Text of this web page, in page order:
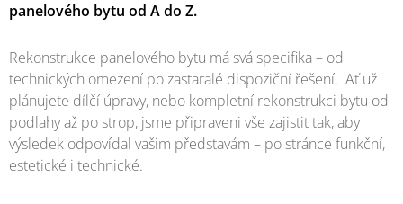
panelového bytu od A do Z.
Rekonstrukce panelového bytu má svá specifika – od
technických omezení po zastaralé dispoziční řešení. Ať už
plánujete dílčí úpravy, nebo kompletní rekonstrukci bytu od
podlahy až po strop, jsme připraveni vše zajistit tak, aby
výsledek odpovídal vašim představám – po stránce funkční,
estetické i technické.